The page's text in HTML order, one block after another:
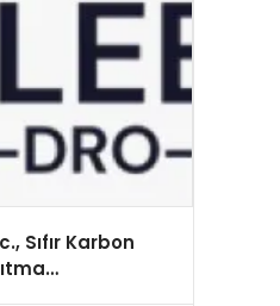
Sıfır Karbon